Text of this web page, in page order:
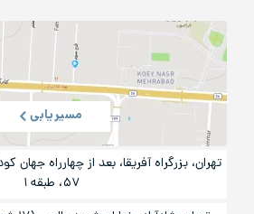
مسیریابی
تهران، بزرگراه آفریقا، بعد از چهارراه
۵۷، طبقه ۱